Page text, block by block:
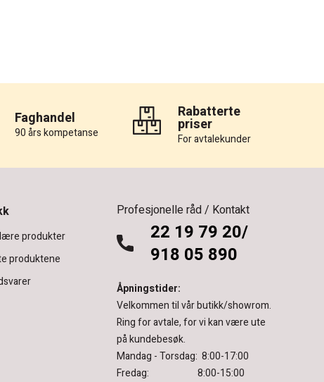
Faghandel
90 års kompetanse
Rabatterte
priser
For avtalekunder
produkter
produktene
Profesjonelle råd / Kontakt
22 19 79 20/
918 05 890
Åpningstider:
Velkommen til vår butikk/showrom.
Ring for avtale, for vi kan være ute
på kundebesøk.
Mandag - Torsdag: 8:00-17:00
Fredag: 8:00-15:00